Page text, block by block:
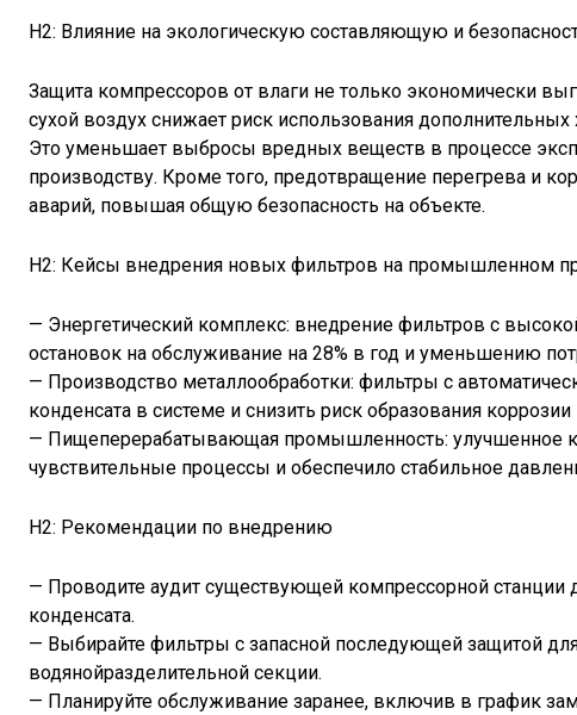
H2: Влияние на экологическую составляющую и
Защита компрессоров от влаги не только экономически
сухой воздух снижает риск использования
Это уменьшает выбросы вредных веществ в процессе
производству. Кроме того, предотвращение перегрева и
аварий, повышая общую безопасность на объекте.
H2: Кейсы внедрения новых фильтров на промышленном
— Энергетический комплекс: внедрение фильтров с
остановок на обслуживание на 28% в год и уменьшению
— Производство металлообработки: фильтры с
конденсата в системе и снизить риск образования
— Пищеперерабатывающая промышленность: улучшенное
чувствительные процессы и обеспечило стабильное
H2: Рекомендации по внедрению
— Проводите аудит существующей компрессорной станции
конденсата.
— Выбирайте фильтры с запасной последующей защитой
водянойразделительной секции.
— Планируйте обслуживание заранее, включив в график